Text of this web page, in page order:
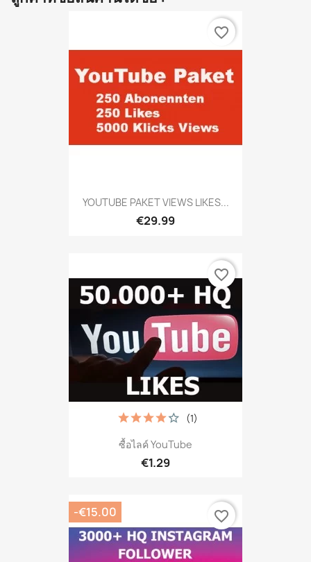
YOUTUBE PAKET VIEWS LIKES...
€29.99
favorite_border
ซื้อไลค์ YouTube
€1.29
(1)
favorite_border
-€15.00 favorite_border